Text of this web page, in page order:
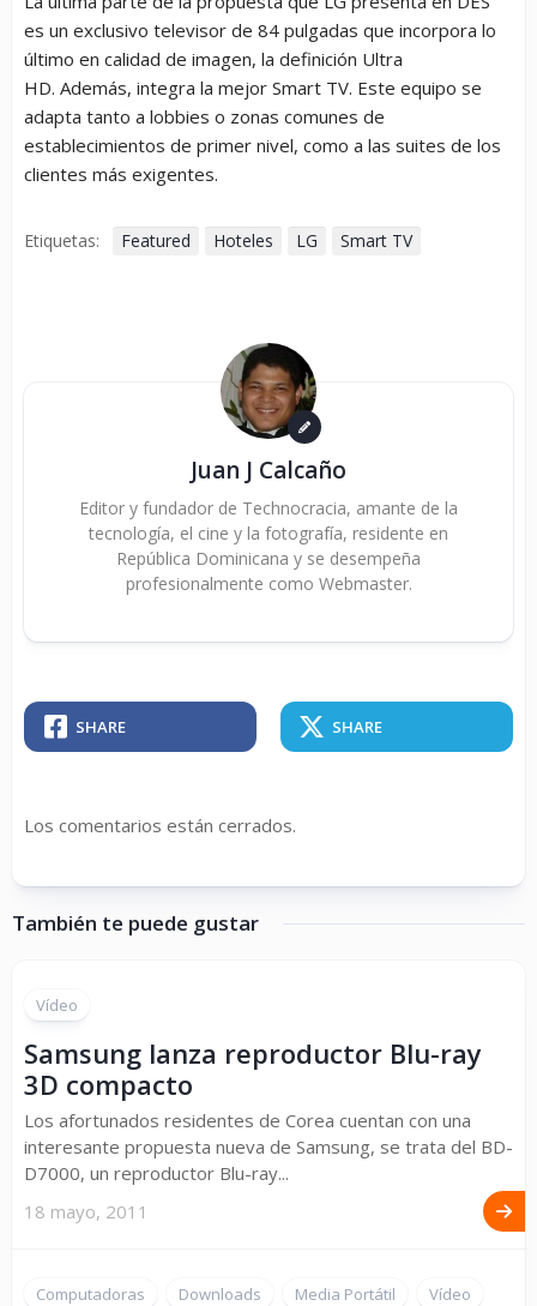
es un exclusivo televisor de 84 pulgadas que incorpora lo
último en calidad de imagen, la definición Ultra
HD. Además, integra la mejor Smart TV. Este equipo se
adapta tanto a lobbies o zonas comunes de
establecimientos de primer nivel, como a las suites de los
clientes más exigentes.
Etiquetas: Featured Hoteles LG Smart TV
Juan J Calcaño
Editor y fundador de Technocracia, amante de la
tecnología, el cine y la fotografía, residente en
República Dominicana y se desempeña
profesionalmente como Webmaster.
SHARE SHARE
Los comentarios están cerrados.
También te puede gustar
Vídeo
Samsung lanza reproductor Blu-ray
3D compacto
Los afortunados residentes de Corea cuentan con una
interesante propuesta nueva de Samsung, se trata del BD-
D7000, un reproductor Blu-ray...
18 mayo, 2011
Computadoras Downloads Media Portátil Vídeo